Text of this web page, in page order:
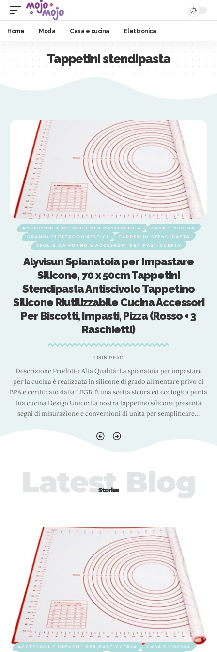
Home Moda Casa e cucina Elettronica
Tappetini stendipasta
ACCESSORI E UTENSILI PER PASTICCERIA
CASA E CUCINA
GRANDI ELETTRODOMESTICI
TAPPETINI STENDIPASTA
TEGLIE DA FORNO E ACCESSORI PER PASTICCERIA
Alyvisun Spianatoia per Impastare
Silicone, 70 x 50cm Tappetini
Stendipasta Antiscivolo Tappetino
Silicone Riutilizzabile Cucina Accessori
Per Biscotti, Impasti, Pizza (Rosso + 3
Raschietti)
1 MIN READ
Descrizione Prodotto Alta Qualità: La spianatoia per impastare
per la cucina è realizzata in silicone di grado alimentare privo di
BPA e certificato dalla LFGB. È una scelta sicura ed ecologica per la
tua cucina.Design Unico: La nostra tappetino silicone presenta
segni di misurazione e conversioni di unità per semplificare…
Stories
Latest Blog
ACCESSORI E UTENSILI PER PASTICCERIA CASA E CUCINA